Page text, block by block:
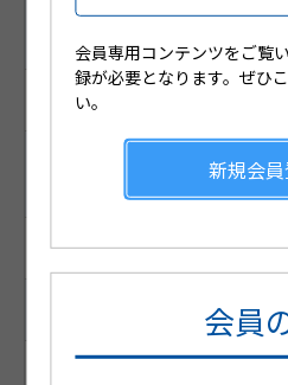
販売包装
薬価基準収
（厚生労働省
YJコード （個
会員専用コンテンツをご覧
録が必要となります。ぜひ
い。
新規会
会員